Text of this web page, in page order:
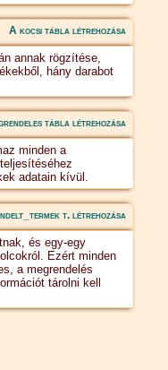
A kocsi tábla létrehozása
annak rögzítése,
hány darabot
tábla létrehozása
minden a
adatain kívül.
t. létrehozása
és egy-egy
Ezért minden
a megrendelés
tárolni kell